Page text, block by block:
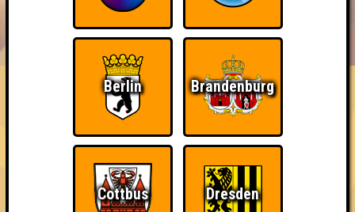
HIGHSCORE RESERVIERUNG
FAQ ÜBER UNS
QUIZLABOR Halle #54
In 30 Fragen um die Welt · 23.05.2024 · Hollys Big Bar
Angemeldete Teams
Berlin Brandenburg
Cottbus Dresden